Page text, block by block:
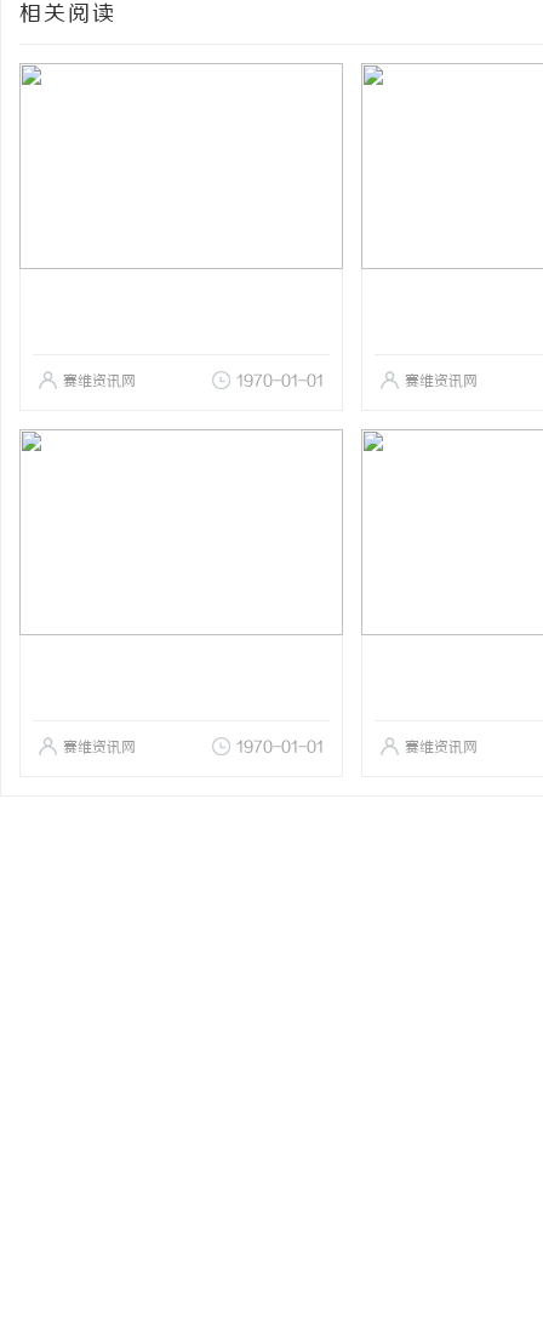
相关阅读
赛维资讯网 1970-01-01 赛维资讯网
赛维资讯网 1970-01-01 赛维资讯网